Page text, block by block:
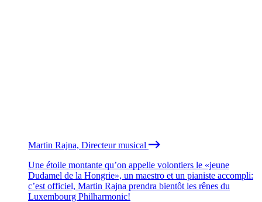
Martin Rajna, Directeur musical
Une étoile montante qu’on appelle volontiers le «jeune
Dudamel de la Hongrie», un maestro et un pianiste accompli:
c’est officiel, Martin Rajna prendra bientôt les rênes du
Luxembourg Philharmonic!